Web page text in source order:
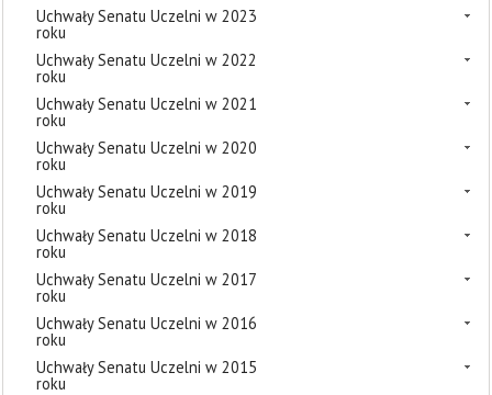
Uchwały Senatu Uczelni w 2023
roku
Uchwały Senatu Uczelni w 2022
roku
Uchwały Senatu Uczelni w 2021
roku
Uchwały Senatu Uczelni w 2020
roku
Uchwały Senatu Uczelni w 2019
roku
Uchwały Senatu Uczelni w 2018
roku
Uchwały Senatu Uczelni w 2017
roku
Uchwały Senatu Uczelni w 2016
roku
Uchwały Senatu Uczelni w 2015
roku